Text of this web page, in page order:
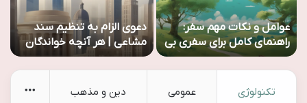
عوامل و نکات مهم سفر:
راهنمای کامل برای سفری بی
دغدغه
دعوی الزام به تنظیم سند
مشاعی | هر آنچه خواندگان
باید بدانند
تکنولوژی عمومی دین و مذهب More